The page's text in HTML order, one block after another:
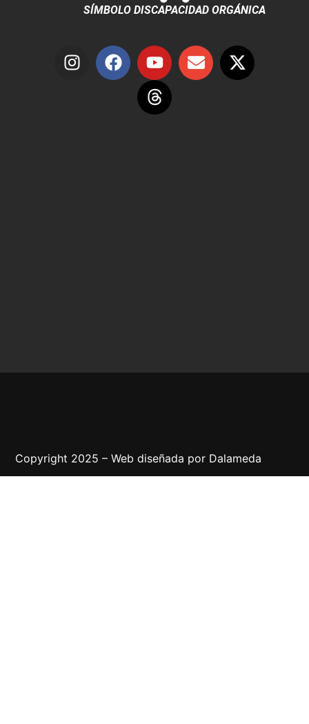
SÍMBOLO DISCAPACIDAD ORGÁNICA
Copyright 2025 – Web diseñada por Dalameda